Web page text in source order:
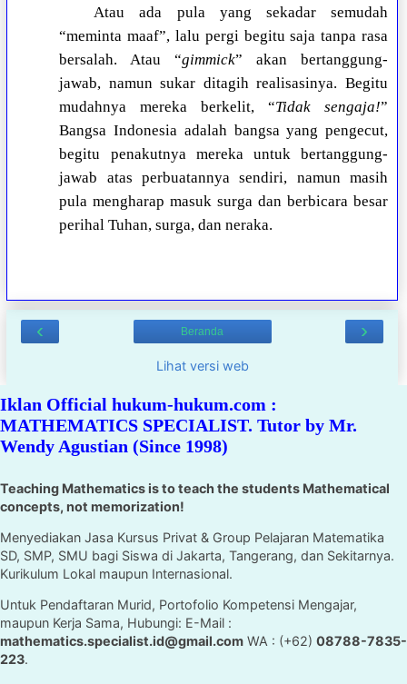
Atau ada pula yang sekadar semudah
“meminta maaf”, lalu pergi begitu saja tanpa rasa
bersalah. Atau “gimmick” akan bertanggung-
jawab, namun sukar ditagih realisasinya. Begitu
mudahnya mereka berkelit, “Tidak sengaja!”
Bangsa Indonesia adalah bangsa yang pengecut,
begitu penakutnya mereka untuk bertanggung-
jawab atas perbuatannya sendiri, namun masih
pula mengharap masuk surga dan berbicara besar
perihal Tuhan, surga, dan neraka.
‹ ›
Beranda
Lihat versi web
Iklan Official hukum-hukum.com :
MATHEMATICS SPECIALIST. Tutor by Mr.
Wendy Agustian (Since 1998)
Teaching Mathematics is to teach the students Mathematical
concepts, not memorization!
Menyediakan Jasa Kursus Privat & Group Pelajaran Matematika
SD, SMP, SMU bagi Siswa di Jakarta, Tangerang, dan Sekitarnya.
Kurikulum Lokal maupun Internasional.
Untuk Pendaftaran Murid, Portofolio Kompetensi Mengajar,
maupun Kerja Sama, Hubungi: E-Mail :
mathematics.specialist.id@gmail.com WA : (+62) 08788-7835-
223.